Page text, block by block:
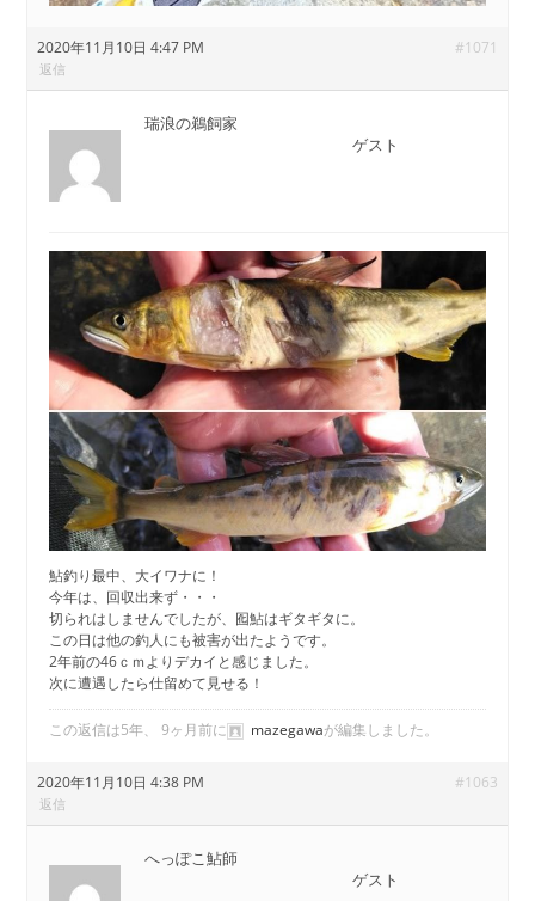
2020年11月10日 4:47 PM #1071
返信
瑞浪の鵜飼家
ゲスト
鮎釣り最中、大イワナに！
今年は、回収出来ず・・・
切られはしませんでしたが、囮鮎はギタギタに。
この日は他の釣人にも被害が出たようです。
2年前の46ｃｍよりデカイと感じました。
次に遭遇したら仕留めて見せる！
この返信は5年、 9ヶ月前に mazegawaが編集しました。
2020年11月10日 4:38 PM #1063
返信
へっぽこ鮎師
ゲスト